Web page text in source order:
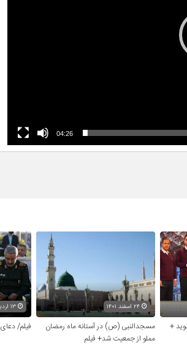
04:26
+
۲۴ اسفند ۱۴۰۱
مسجدالنبی (ص) در آستانه ماه رمضان
مملو از جمعیت شد+ فیلم
۱۳ اردیبهشت ۱۴۰۱
فیلم/